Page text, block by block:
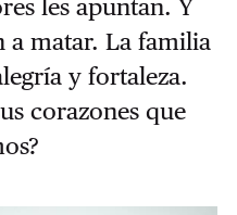
les apuntan. Y
a matar. La familia
y fortaleza.
corazones que